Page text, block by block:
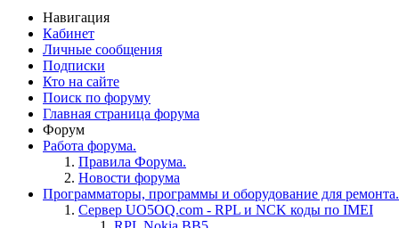
Навигация
Кабинет
Личные сообщения
Подписки
Кто на сайте
Поиск по форуму
Главная страница форума
Форум
Работа форума.
Правила Форума.
Новости форума
Программаторы, программы и оборудование для ремонта.
Сервер UO5OQ.com - RPL и NCK коды по IMEI